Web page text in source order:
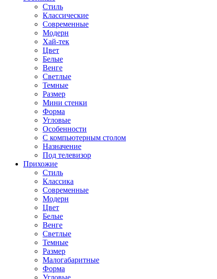
Стиль
Классические
Современные
Модерн
Хай-тек
Цвет
Белые
Венге
Светлые
Темные
Размер
Мини стенки
Форма
Угловые
Особенности
С компьютерным столом
Назначение
Под телевизор
Прихожие
Стиль
Классика
Современные
Модерн
Цвет
Белые
Венге
Светлые
Темные
Размер
Малогабаритные
Форма
Угловые